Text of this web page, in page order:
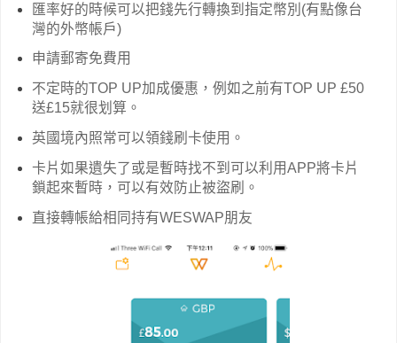
匯率好的時候可以把錢先行轉換到指定幣別(有點像台
灣的外幣帳戶)
申請郵寄免費用
不定時的TOP UP加成優惠，例如之前有TOP UP £50
送£15就很划算。
英國境內照常可以領錢刷卡使用。
卡片如果遺失了或是暫時找不到可以利用APP將卡片
鎖起來暫時，可以有效防止被盜刷。
直接轉帳給相同持有WESWAP朋友